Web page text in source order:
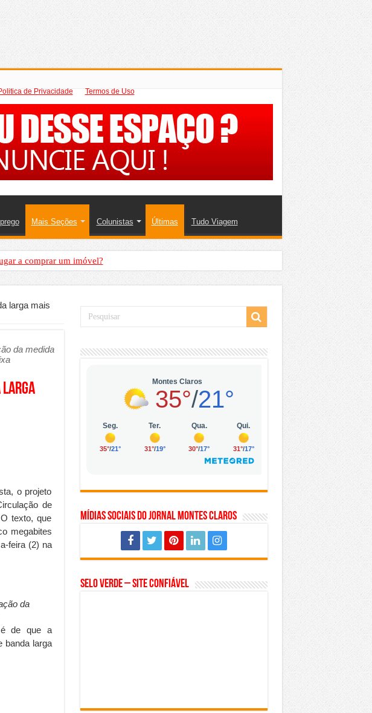
de Privacidade Termos de Uso
Mais Seções Colunistas Últimas Tudo Viagem
a comprar um imóvel?
digital
Bahia
ao polo empresarial da Vila Olímpia, em São Paulo
e o Que Muda
faturarem mais de R$ 10 mil no digital
para seu imóvel
no mercado
larga mais
da medida
larga
o projeto
de
texto, que
megabites
feira (2) na
da
é de que a
banda larga
Mídias Sociais do Jornal Montes Claros
Selo Verde – Site Confiável